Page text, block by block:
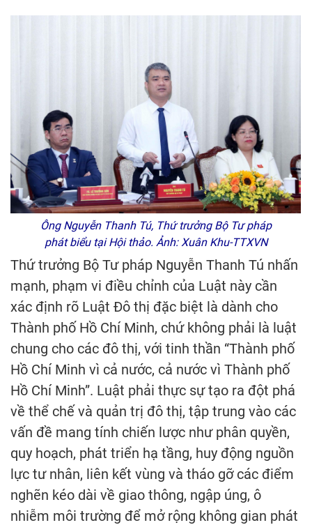
Ông Nguyễn Thanh Tú, Thứ trưởng Bộ Tư pháp
phát biểu tại Hội thảo. Ảnh: Xuân Khu-TTXVN
Thứ trưởng Bộ Tư pháp Nguyễn Thanh Tú nhấn
mạnh, phạm vi điều chỉnh của Luật này cần
xác định rõ Luật Đô thị đặc biệt là dành cho
Thành phố Hồ Chí Minh, chứ không phải là luật
chung cho các đô thị, với tinh thần “Thành phố
Hồ Chí Minh vì cả nước, cả nước vì Thành phố
Hồ Chí Minh”. Luật phải thực sự tạo ra đột phá
về thể chế và quản trị đô thị, tập trung vào các
vấn đề mang tính chiến lược như phân quyền,
quy hoạch, phát triển hạ tầng, huy động nguồn
lực tư nhân, liên kết vùng và tháo gỡ các điểm
nghẽn kéo dài về giao thông, ngập úng, ô
nhiễm môi trường để mở rộng không gian phát